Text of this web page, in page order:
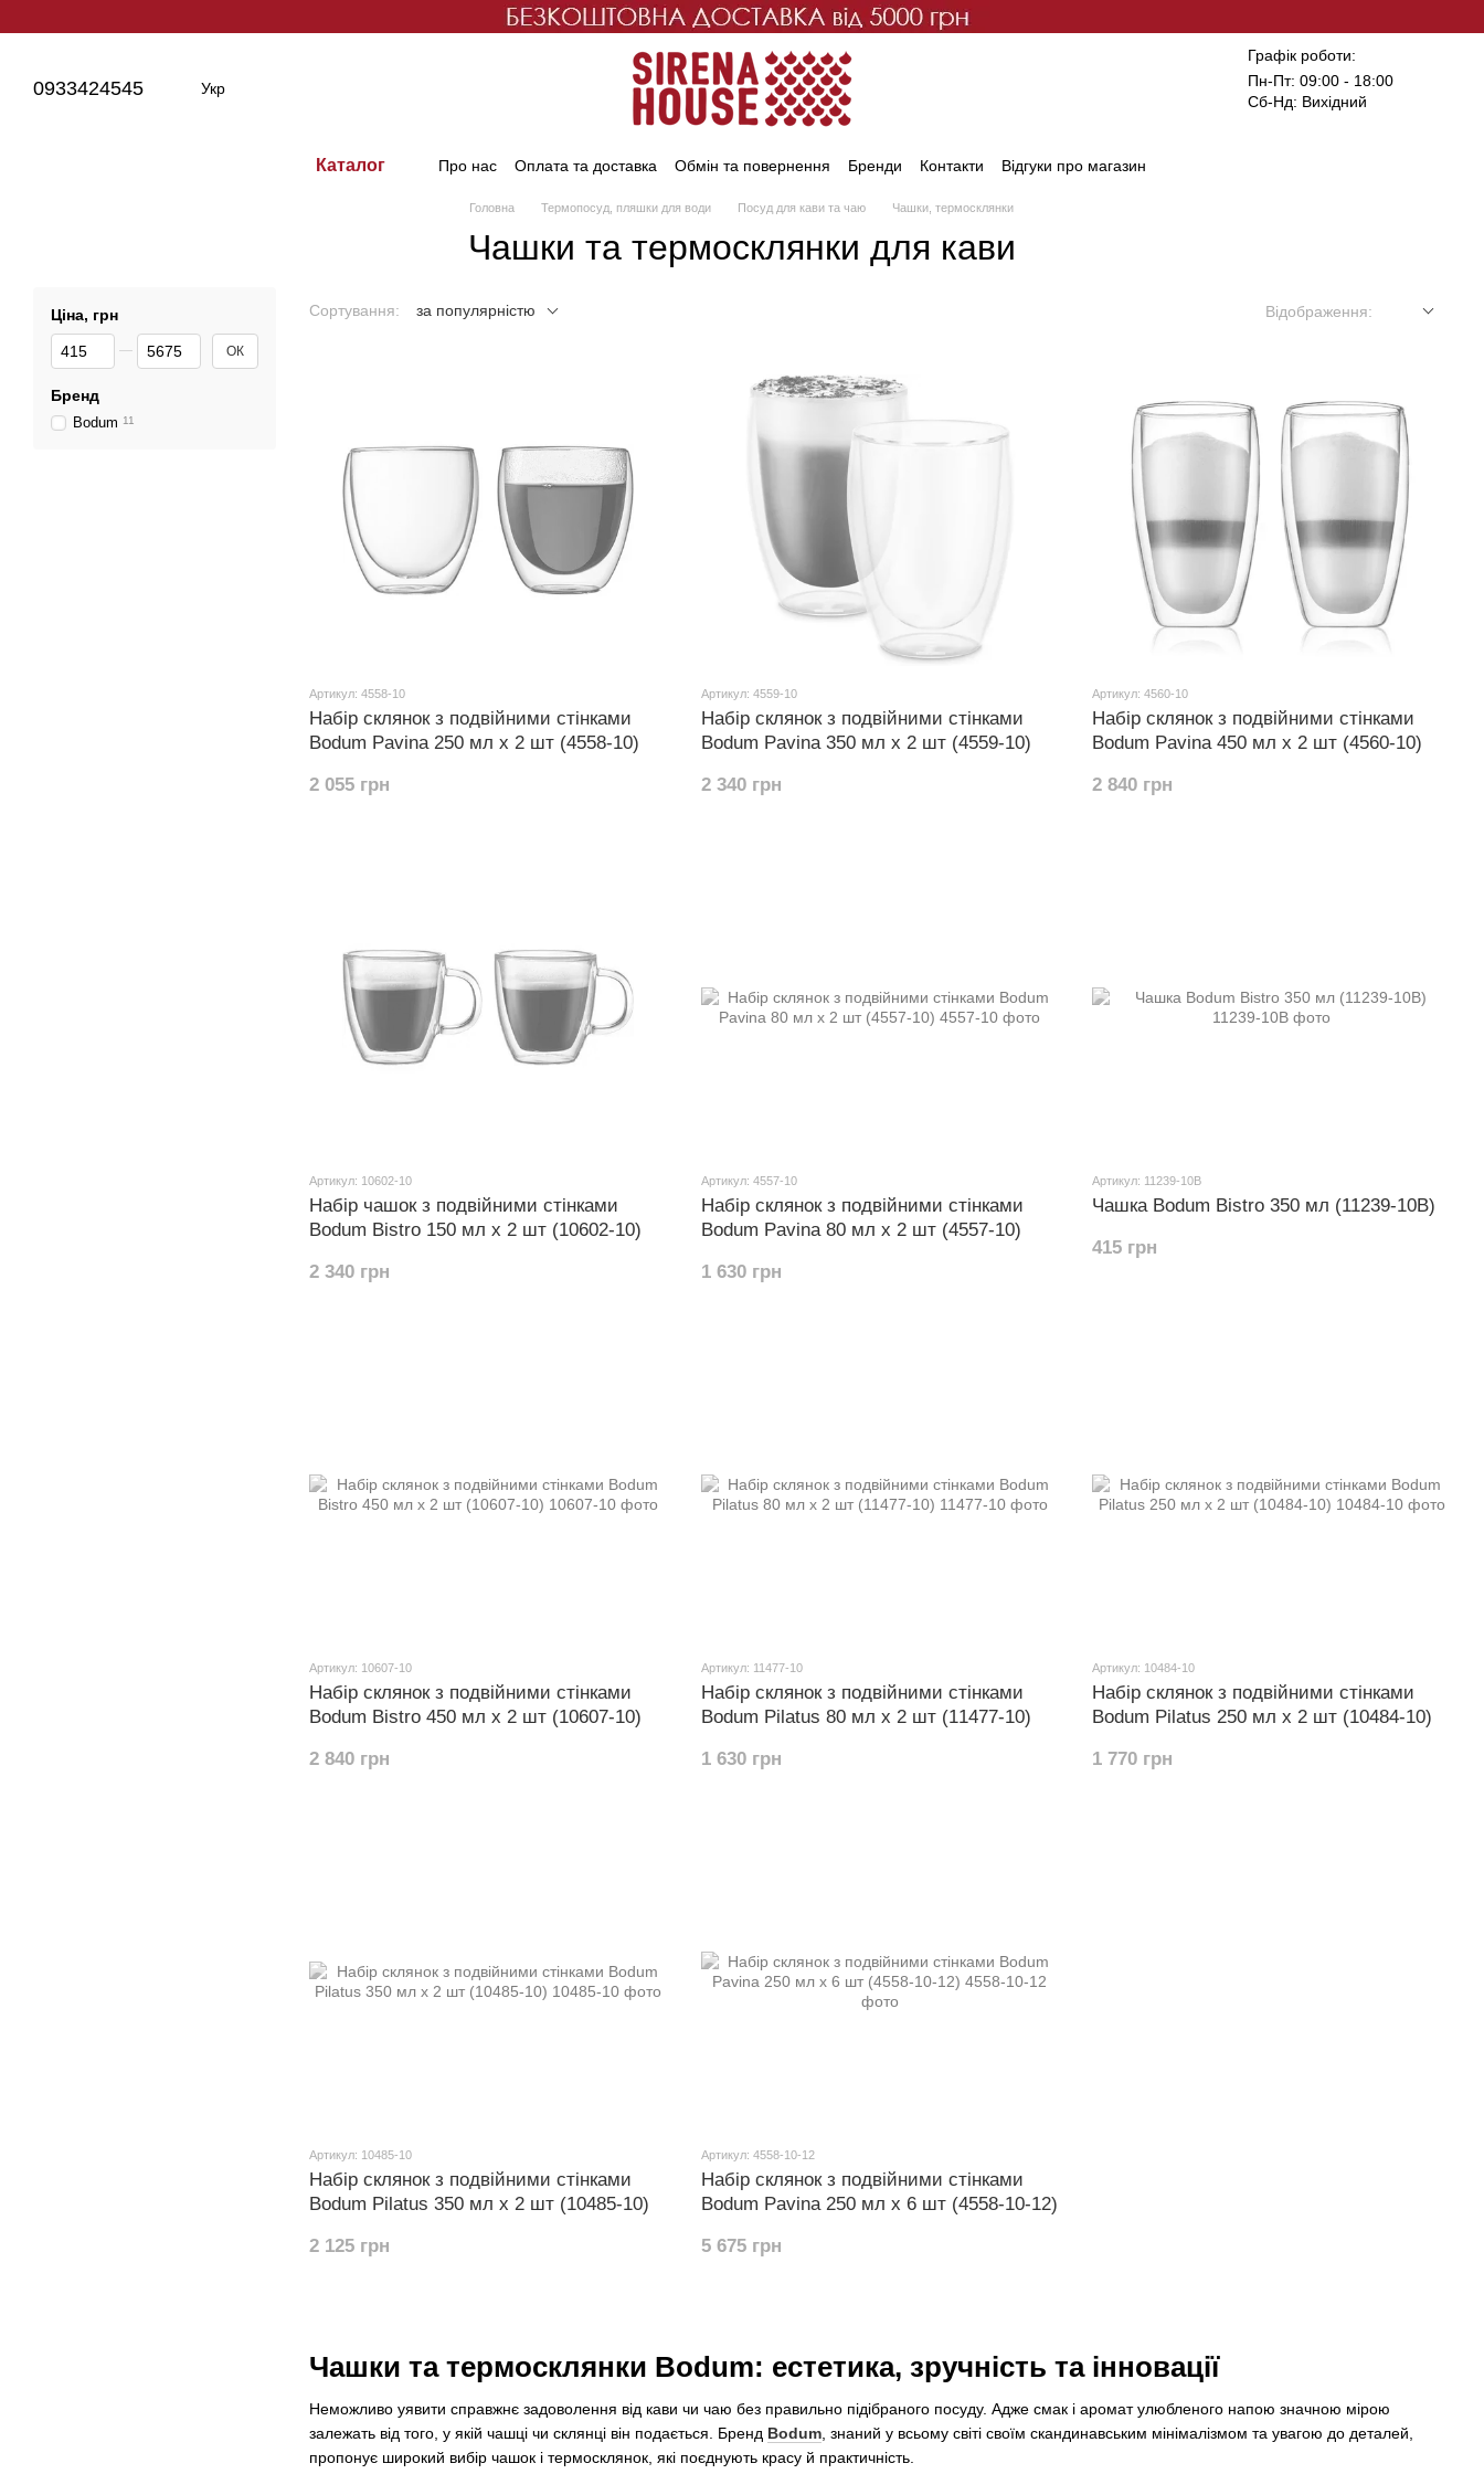
0933424545 Укр
Графік роботи:
Пн-Пт: 09:00 - 18:00
Сб-Нд: Вихідний
Каталог Про нас Оплата та доставка Обмін та повернення Бренди Контакти Відгуки про магазин
Головна Термопосуд, пляшки для води Посуд для кави та чаю Чашки, термосклянки
Чашки та термосклянки для кави
Сортування: за популярністю Відображення:
Чашки та термосклянки Bodum: естетика, зручність та інновації
Неможливо уявити справжнє задоволення від кави чи чаю без правильно підібраного посуду. Адже смак і аромат улюбленого напою значною мірою
залежать від того, у якій чашці чи склянці він подається. Бренд Bodum , знаний у всьому світі своїм скандинавським мінімалізмом та увагою до деталей,
пропонує широкий вибір чашок і термосклянок, які поєднують красу й практичність.
Артикул: 4558-10
Набір склянок з подвійними стінками
Bodum Pavina 250 мл х 2 шт (4558-10)
2 055 грн
Артикул: 4559-10
Набір склянок з подвійними стінками
Bodum Pavina 350 мл х 2 шт (4559-10)
2 340 грн
Артикул: 4560-10
Набір склянок з подвійними стінками
Bodum Pavina 450 мл х 2 шт (4560-10)
2 840 грн
Артикул: 10602-10
Набір чашок з подвійними стінками
Bodum Bistro 150 мл х 2 шт (10602-10)
2 340 грн
Артикул: 4557-10
Набір склянок з подвійними стінками
Bodum Pavina 80 мл х 2 шт (4557-10)
1 630 грн
Артикул: 11239-10B
Чашка Bodum Bistro 350 мл (11239-10B)
415 грн
Артикул: 10607-10
Набір склянок з подвійними стінками
Bodum Bistro 450 мл х 2 шт (10607-10)
2 840 грн
Артикул: 11477-10
Набір склянок з подвійними стінками
Bodum Pilatus 80 мл х 2 шт (11477-10)
1 630 грн
Артикул: 10484-10
Набір склянок з подвійними стінками
Bodum Pilatus 250 мл х 2 шт (10484-10)
1 770 грн
Артикул: 10485-10
Набір склянок з подвійними стінками
Bodum Pilatus 350 мл х 2 шт (10485-10)
2 125 грн
Артикул: 4558-10-12
Набір склянок з подвійними стінками
Bodum Pavina 250 мл х 6 шт (4558-10-12)
5 675 грн
Ціна, грн
Від Ціна, грн
До Ціна, грн ОК
Бренд
Bodum 11